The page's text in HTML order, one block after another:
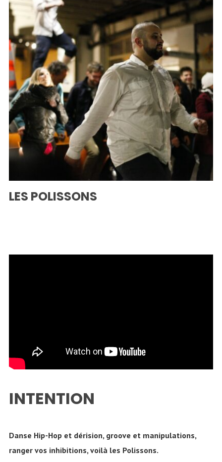
INTENTION
Danse Hip-Hop et dérision, groove et manipulations,
ranger vos inhibitions, voilà les Polissons.
LES POLISSONS